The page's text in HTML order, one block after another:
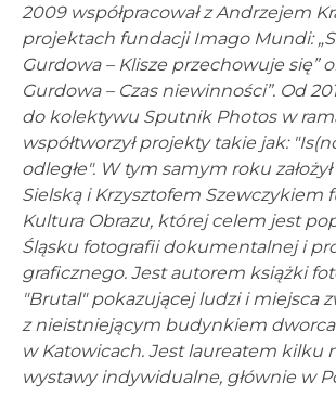
2009 współpracował z Andrzejem
projektach fundacji Imago Mundi:
Gurdowa – Klisze przechowuje się”
Gurdowa – Czas niewinności”. Od
do kolektywu Sputnik Photos w
współtworzył projekty takie jak:
odległe". W tym samym roku
Sielską i Krzysztofem Szewczykiem
Kultura Obrazu, której celem jest
Śląsku fotografii dokumentalnej i
graficznego. Jest autorem książki
"Brutal" pokazującej ludzi i miejsca
z nieistniejącym budynkiem dworca
w Katowicach. Jest laureatem kilku
wystawy indywidualne, głównie w